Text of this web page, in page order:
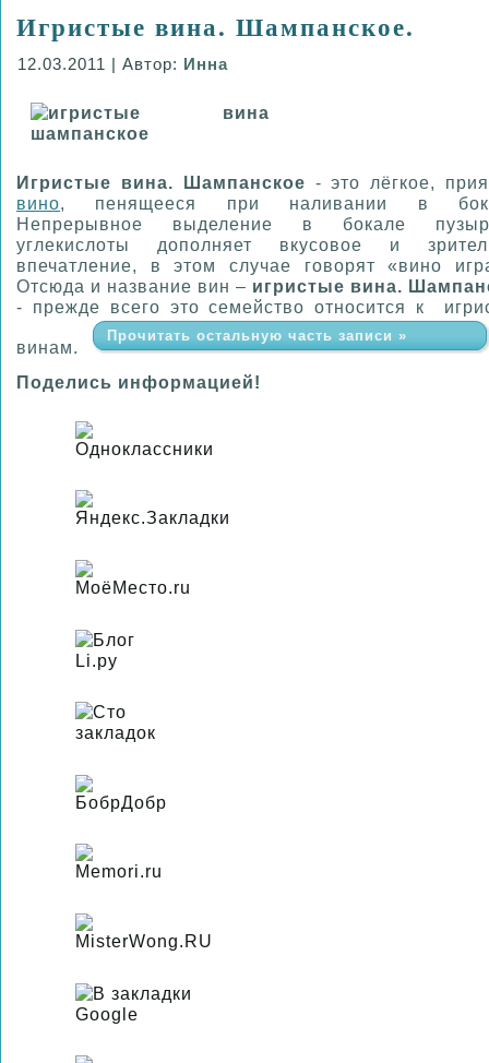
Игристые вина. Шампанское.
12.03.2011 | Автор: Инна
Игристые вина. Шампанское - это лёгкое,
вино, пенящееся при наливании в
Непрерывное выделение в бокале
углекислоты дополняет вкусовое и
впечатление, в этом случае говорят «вино
Отсюда и название вин – игристые вина.
- прежде всего это семейство относится к
винам.
Прочитать остальную часть записи »
Поделись информацией!